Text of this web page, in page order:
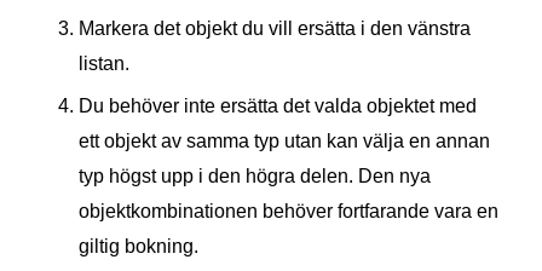
Markera det objekt du vill ersätta i den vänstra
listan.
Du behöver inte ersätta det valda objektet med
ett objekt av samma typ utan kan välja en annan
typ högst upp i den högra delen. Den nya
objektkombinationen behöver fortfarande vara en
giltig bokning.